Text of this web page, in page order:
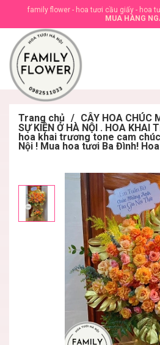
family flower - hoa tươi cầu giấy - hoa
MUA HÀNG
Trang chủ / CÂY HOA CHÚC
SỰ KIỆN Ở HÀ NỘI . HOA KHAI
hoa khai trương tone cam
Nội ! Mua hoa tươi Ba Đình!